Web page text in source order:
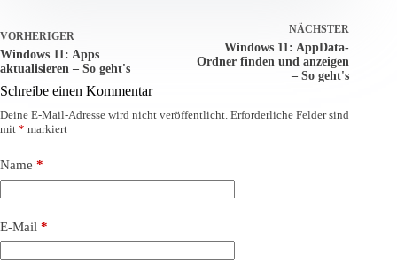
VORHERIGER
Windows 11: Apps
aktualisieren – So geht's
NÄCHSTER
Windows 11: AppData-
Ordner finden und anzeigen
– So geht's
Schreibe einen Kommentar
Deine E-Mail-Adresse wird nicht veröffentlicht. Erforderliche Felder sind
mit * markiert
Name *
E-Mail *